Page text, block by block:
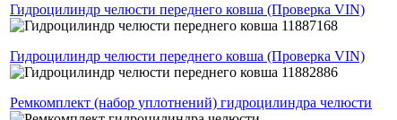
Гидроцилиндр челюсти переднего ковша (Проверка VIN)
Гидроцилиндр челюсти переднего ковша (Проверка VIN)
Ремкомплект (набор уплотнений) гидроцилиндра челюсти